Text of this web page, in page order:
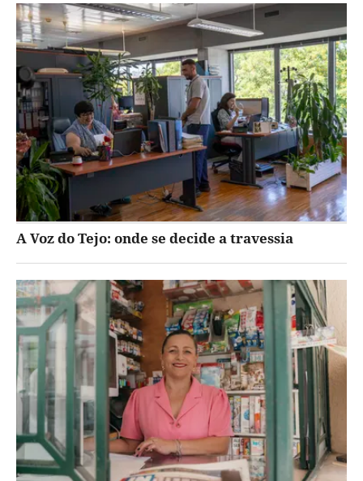
A Voz do Tejo: onde se decide a travessia